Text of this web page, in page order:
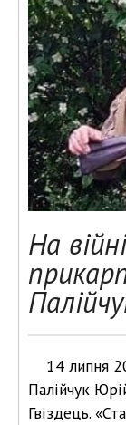
На
14 липня
Палійчук
Гвіздець.